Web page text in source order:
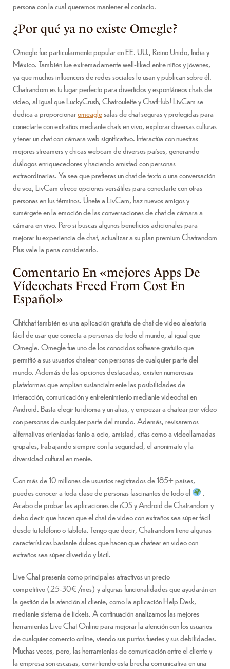
persona con la cual queremos mantener el contacto.
¿Por qué ya no existe Omegle?
Omegle fue particularmente popular en EE. UU., Reino Unido, India y
México. También fue extremadamente well-liked entre niños y jóvenes,
ya que muchos influencers de redes sociales lo usan y publican sobre él.
Chatrandom es tu lugar perfecto para divertidos y espontáneos chats de
video, al igual que LuckyCrush, Chatroulette y ChatHub! LivCam se
dedica a proporcionaromeaglesalas de chat seguras y protegidas para
conectarte con extraños mediante chats en vivo, explorar diversas culturas
y tener un chat con cámara web significativo. Interactúa con nuestras
mejores streamers y chicas webcam de diversos países, generando
diálogos enriquecedores y haciendo amistad con personas
extraordinarias. Ya sea que prefieras un chat de texto o una conversación
de voz, LivCam ofrece opciones versátiles para conectarte con otras
personas en tus términos. Únete a LivCam, haz nuevos amigos y
sumérgete en la emoción de las conversaciones de chat de cámara a
cámara en vivo. Pero si buscas algunos beneficios adicionales para
mejorar tu experiencia de chat, actualizar a su plan premium Chatrandom
Plus vale la pena considerarlo.
Comentario En «mejores Apps De
Vídeochats Freed From Cost En
Español»
Chitchat también es una aplicación gratuita de chat de video aleatoria
fácil de usar que conecta a personas de todo el mundo, al igual que
Omegle. Omegle fue uno de los conocidos software gratuito que
permitió a sus usuarios chatear con personas de cualquier parte del
mundo. Además de las opciones destacadas, existen numerosas
plataformas que amplían sustancialmente las posibilidades de
interacción, comunicación y entretenimiento mediante videochat en
Android. Basta elegir tu idioma y un alias, y empezar a chatear por vídeo
con personas de cualquier parte del mundo. Además, revisaremos
alternativas orientadas tanto a ocio, amistad, citas como a videollamadas
grupales, trabajando siempre con la seguridad, el anonimato y la
diversidad cultural en mente.
Con más de 10 millones de usuarios registrados de 185+ países,
puedes conocer a toda clase de personas fascinantes de todo el
.
Acabo de probar las aplicaciones de iOS y Android de Chatrandom y
debo decir que hacen que el chat de video con extraños sea súper fácil
desde tu teléfono o tableta. Tengo que decir, Chatrandom tiene algunas
características bastante dulces que hacen que chatear en video con
extraños sea súper divertido y fácil.
Live Chat presenta como principales atractivos un precio
competitivo (25-30€ /mes) y algunas funcionalidades que ayudarán en
la gestión de la atención al cliente, como la aplicación Help Desk,
mediante sistema de tickets. A continuación analizamos las mejores
herramientas Live Chat Online para mejorar la atención con los usuarios
de cualquier comercio online, viendo sus puntos fuertes y sus debilidades.
Muchas veces, pero, las herramientas de comunicación entre el cliente y
la empresa son escasas, convirtiendo esta brecha comunicativa en una